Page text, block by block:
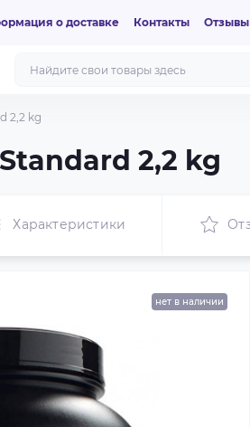
о доставке Контакты Отзывы
2,2 kg
2,2 kg
Характеристики
нет в наличии